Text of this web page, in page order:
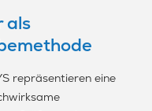
als
repräsentieren eine